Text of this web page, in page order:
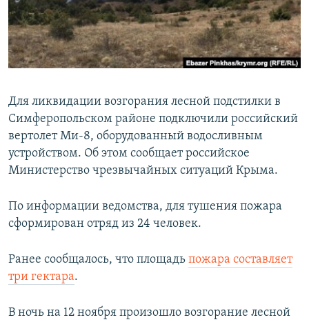
ПОБЕДИТЕЛЕЙ НЕ СУДЯТ?
КРЫМ.НЕПОКОРЕННЫЙ
ELIFBE
ПРИСОЕДИНЯЙТЕСЬ!
Все сайты RFE/RL
Для ликвидации возгорания лесной подстилки в
Симферопольском районе подключили российский
вертолет Ми-8, оборудованный водосливным
устройством. Об этом сообщает российское
Министерство чрезвычайных ситуаций Крыма.
По информации ведомства, для тушения пожара
сформирован отряд из 24 человек.
Ранее сообщалось, что площадь пожара составляет
три гектара.
В ночь на 12 ноября произошло возгорание лесной